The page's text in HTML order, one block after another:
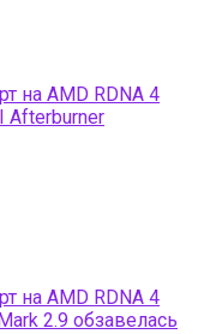
на AMD RDNA 4
Afterburner
на AMD RDNA 4
2.9 обзавелась